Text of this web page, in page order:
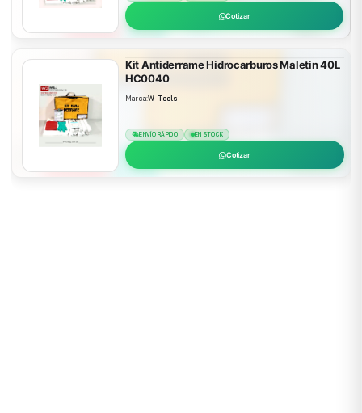
Cotizar
Kit Antiderrame Hidrocarburos Maletin 40L
HC0040
Marca:W Tools
ENVÍO RÁPIDO EN STOCK
Cotizar